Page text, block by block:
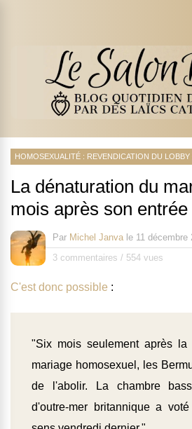
HOMOSEXUALITÉ : REVENDICATION DU LOBBY
La dénaturation du
mois après son
Par Michel Janva le 11 décembre
3 commentaires / 554 vues
C'est donc possible :
"Six mois seulement après la
mariage homosexuel, les
de l'abolir. La chambre
d'outre-mer britannique a